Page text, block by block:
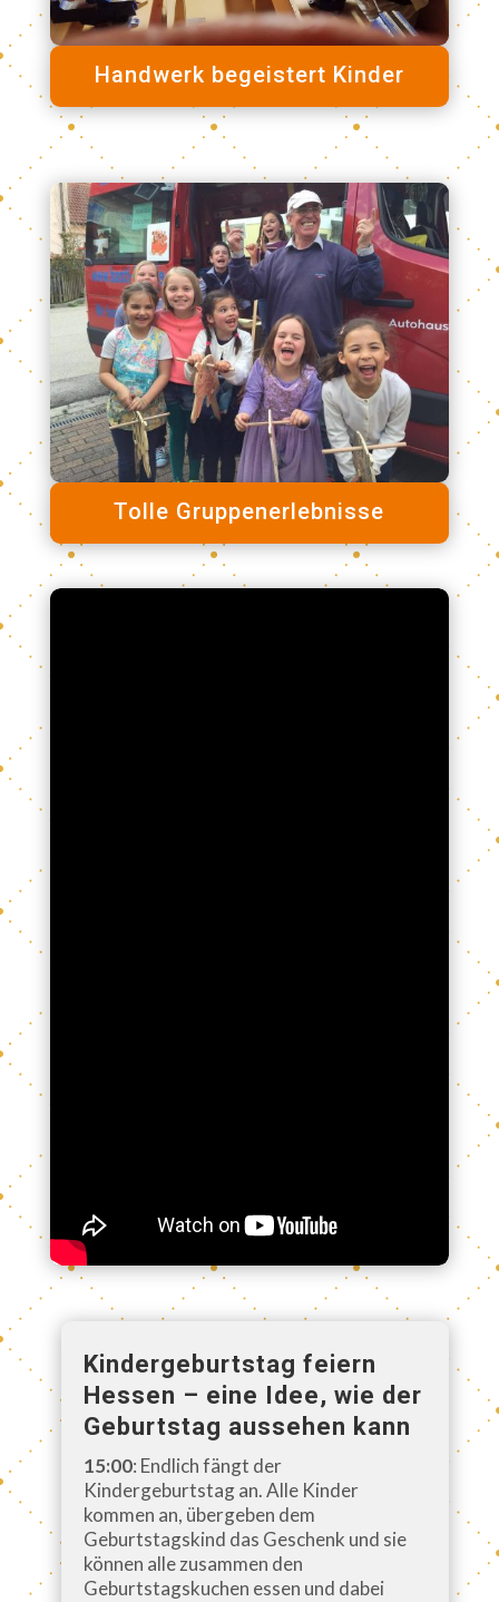
Handwerk begeistert Kinder
Tolle Gruppenerlebnisse
Kindergeburtstag feiern
Hessen – eine Idee, wie der
Geburtstag aussehen kann
15:00: Endlich fängt der
Kindergeburtstag an. Alle Kinder
kommen an, übergeben dem
Geburtstagskind das Geschenk und sie
können alle zusammen den
Geburtstagskuchen essen und dabei